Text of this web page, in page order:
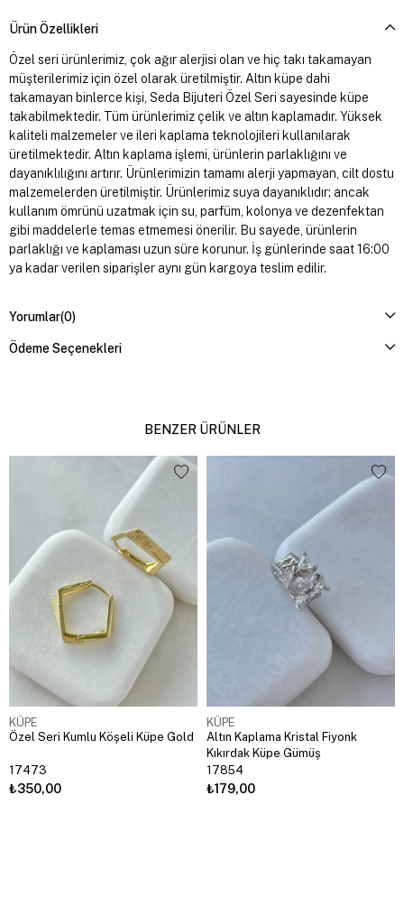
Ürün Özellikleri
Özel seri ürünlerimiz, çok ağır alerjisi olan ve hiç takı takamayan
müşterilerimiz için özel olarak üretilmiştir. Altın küpe dahi
takamayan binlerce kişi, Seda Bijuteri Özel Seri sayesinde küpe
takabilmektedir. Tüm ürünlerimiz çelik ve altın kaplamadır. Yüksek
kaliteli malzemeler ve ileri kaplama teknolojileri kullanılarak
üretilmektedir. Altın kaplama işlemi, ürünlerin parlaklığını ve
dayanıklılığını artırır. Ürünlerimizin tamamı alerji yapmayan, cilt dostu
malzemelerden üretilmiştir. Ürünlerimiz suya dayanıklıdır; ancak
kullanım ömrünü uzatmak için su, parfüm, kolonya ve dezenfektan
gibi maddelerle temas etmemesi önerilir. Bu sayede, ürünlerin
parlaklığı ve kaplaması uzun süre korunur. İş günlerinde saat 16:00
ya kadar verilen siparişler aynı gün kargoya teslim edilir.
Yorumlar(0)
Ödeme Seçenekleri
BENZER ÜRÜNLER
KÜPE
Özel Seri Kumlu Köşeli Küpe Gold
17473
₺350,00
KÜPE
Altın Kaplama Kristal Fiyonk
Kıkırdak Küpe Gümüş
17854
₺179,00